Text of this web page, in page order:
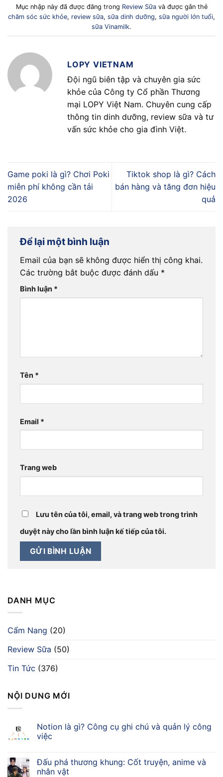
DANH MỤC
Cẩm Nang (20)
Review Sữa (50)
Tin Tức (376)
NỘI DUNG MỚI
Notion là gì? Công cụ ghi chú và quản lý công
việc
Đấu phá thương khung: Cốt truyện, anime và
nhân vật
Mục nhập này đã được đăng trong Review Sữavà được gắn thẻ
chăm sóc sức khỏe, review sữa, sữa dinh dưỡng, sữa người lớn tuổi,
sữa Vinamilk.
LOPY VIETNAM
Đội ngũ biên tập và chuyên gia sức
khỏe của Công ty Cổ phần Thương
mại LOPY Việt Nam. Chuyên cung cấp
thông tin dinh dưỡng, review sữa và tư
vấn sức khỏe cho gia đình Việt.
Game poki là gì? Chơi Poki
miễn phí không cần tải
2026
Tiktok shop là gì? Cách
bán hàng và tăng đơn hiệu
quả
Để lại một bình luận
Email của bạn sẽ không được hiển thị công khai.
Các trường bắt buộc được đánh dấu *
Bình luận *
Tên *
Email *
Trang web
Lưu tên của tôi, email, và trang web trong trình
duyệt này cho lần bình luận kế tiếp của tôi.